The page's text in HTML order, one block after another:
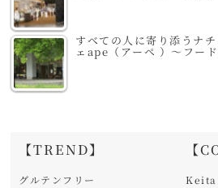
すべての人に寄り添うナ
ェape（アーペ ）～フー
【TREND】
グルテンフリー
【